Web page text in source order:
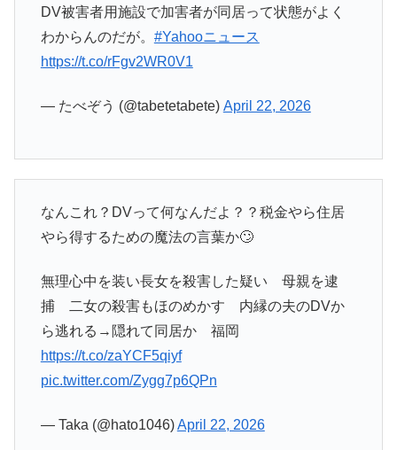
DV被害者用施設で加害者が同居って状態がよく
わからんのだが。 #Yahooニュース
https://t.co/rFgv2WR0V1
— たべぞう (@tabetetabete) April 22, 2026
なんこれ？DVって何なんだよ？？税金やら住居
やら得するための魔法の言葉か🙄
無理心中を装い長女を殺害した疑い 母親を逮
捕 二女の殺害もほのめかす 内縁の夫のDVか
ら逃れる→隠れて同居か 福岡
https://t.co/zaYCF5qiyf
pic.twitter.com/Zygg7p6QPn
— Taka (@hato1046)April 22, 2026